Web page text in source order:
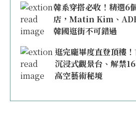
韓系穿搭必收！精選6
店，Matin Kim、
韓國逛街不可錯過
逛完龐畢度直登頂樓
沉浸式觀景台、解禁
高空藝術秘境